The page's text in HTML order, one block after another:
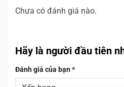
Chưa có đánh giá nào.
Hãy là người đầu tiên
Đánh giá của bạn*